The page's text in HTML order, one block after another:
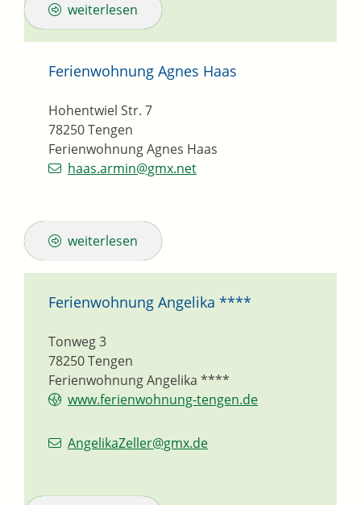
weiterlesen
Ferienwohnung Agnes Haas
Ferienwohnung Agnes Haas
Hohentwiel Str. 7
78250Tengen
haas.armin@gmx.net
weiterlesen
Ferienwohnung Angelika ****
Ferienwohnung Angelika ****
Tonweg 3
78250Tengen
www.ferienwohnung-tengen.de
AngelikaZeller@gmx.de